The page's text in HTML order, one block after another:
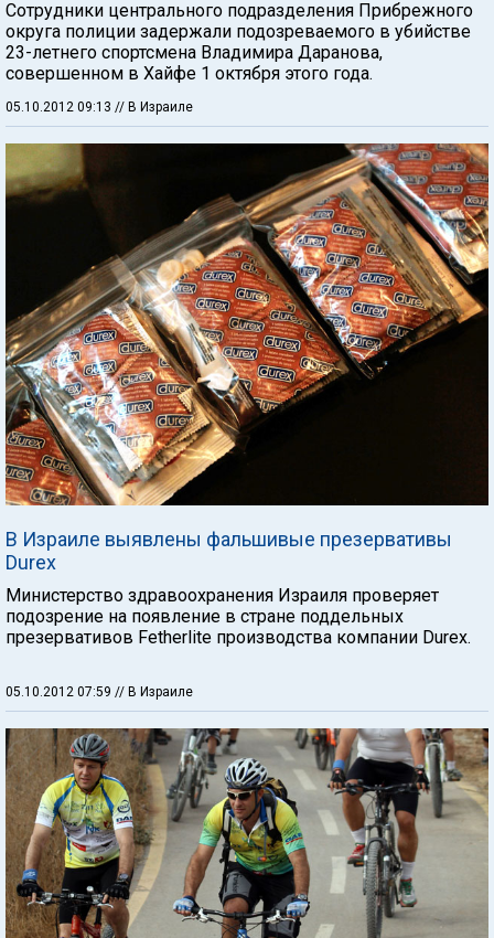
Сотрудники центрального подразделения Прибрежного
округа полиции задержали подозреваемого в убийстве
23-летнего спортсмена Владимира Даранова,
совершенном в Хайфе 1 октября этого года.
05.10.2012 09:13 // В Израиле
В Израиле выявлены фальшивые презервативы
Durex
Министерство здравоохранения Израиля проверяет
подозрение на появление в стране поддельных
презервативов Fetherlite производства компании Durex.
05.10.2012 07:59 // В Израиле